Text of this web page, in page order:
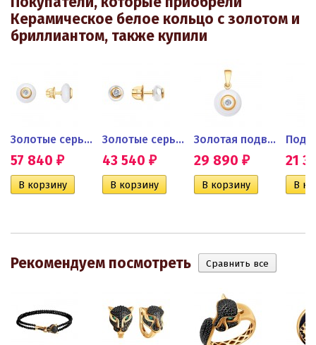
Керамическое белое кольцо с золотом и
бриллиантом, также купили
Золотые серьги-пусеты с...
57 840 ₽
Золотые серьги пусеты с...
43 540 ₽
Золотая подвеска с белой...
29 890 ₽ 21
Рекомендуем посмотреть